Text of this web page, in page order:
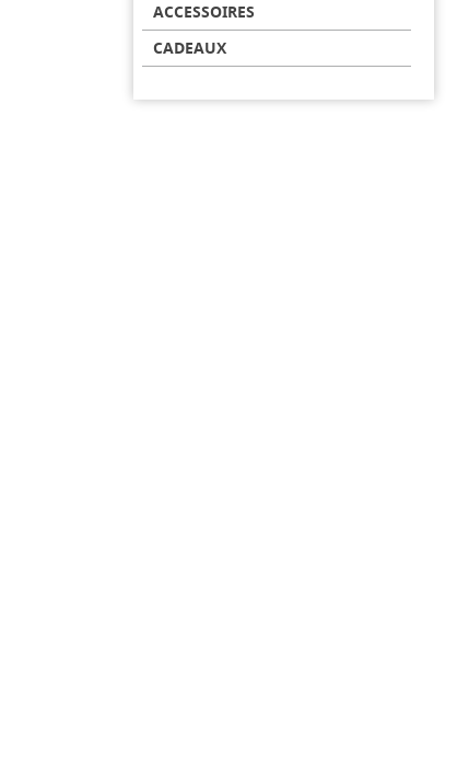
ACCESSOIRES
CADEAUX